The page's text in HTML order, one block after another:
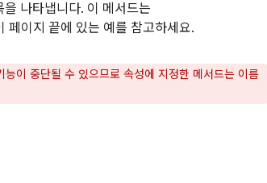
나타냅니다. 이 메서드는
페이지 끝에 있는 예를 참고하세요.
이 중단될 수 있으므로 속성에 지정한 메서드는 이름